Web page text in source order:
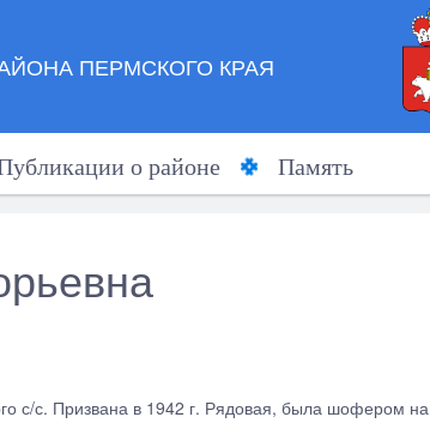
ПЕРМСКОГО КРАЯ
о районе Память
с/с. Призвана в 1942 г. Рядовая, была шофером на